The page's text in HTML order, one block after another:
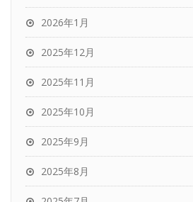
2026年1月
2025年12月
2025年11月
2025年10月
2025年9月
2025年8月